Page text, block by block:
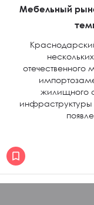
Мебельный
отечественного
жилищного
инфраструктуры